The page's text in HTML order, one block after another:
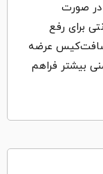
در صورت
برای رفع
سافت‌کیس عرضه
بیشتر فراهم